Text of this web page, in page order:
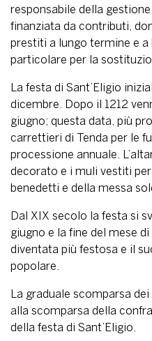
responsabile della
finanziata da contributi,
prestiti a lungo termine e
particolare per la
La festa di Sant’Eligio
dicembre. Dopo il 1212
giugno; questa data, più
carrettieri di Tenda per le
processione annuale.
decorato e i muli vestiti
benedetti e della messa
Dal XIX secolo la festa si
giugno e la fine del mese
diventata più festosa e il
popolare.
La graduale scomparsa
alla scomparsa della
della festa di Sant’Eligio.